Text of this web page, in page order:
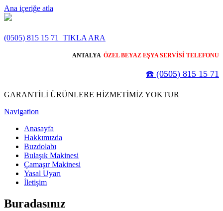
Ana içeriğe atla
(0505) 815 15 71 TIKLA ARA
ANTALYA ÖZEL BEYAZ EŞYA SERVİSİ TELEFONU
☎️ (0505) 815 15 71
GARANTİLİ ÜRÜNLERE HİZMETİMİZ YOKTUR
Navigation
Anasayfa
Hakkımızda
Buzdolabı
Bulaşık Makinesi
Çamaşır Makinesi
Yasal Uyarı
İletişim
Buradasınız